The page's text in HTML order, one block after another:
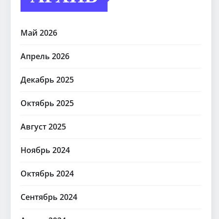
Май 2026
Апрель 2026
Декабрь 2025
Октябрь 2025
Август 2025
Ноябрь 2024
Октябрь 2024
Сентябрь 2024